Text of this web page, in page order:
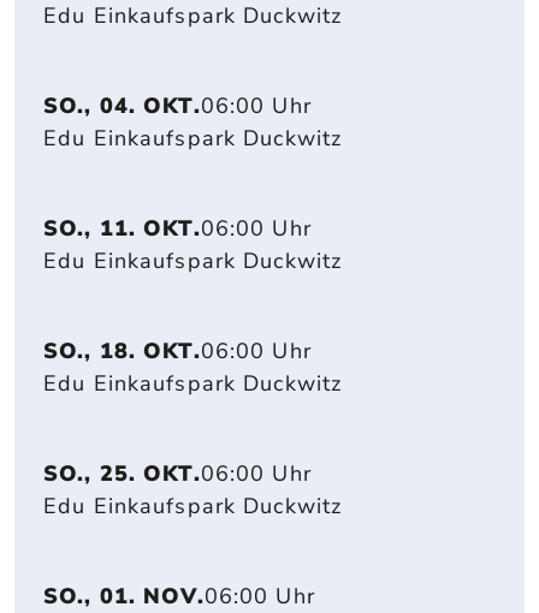
Edu Einkaufspark Duckwitz
SO., 04. OKT.06:00 Uhr
Edu Einkaufspark Duckwitz
SO., 11. OKT.06:00 Uhr
Edu Einkaufspark Duckwitz
SO., 18. OKT.06:00 Uhr
Edu Einkaufspark Duckwitz
SO., 25. OKT.06:00 Uhr
Edu Einkaufspark Duckwitz
SO., 01. NOV.06:00 Uhr